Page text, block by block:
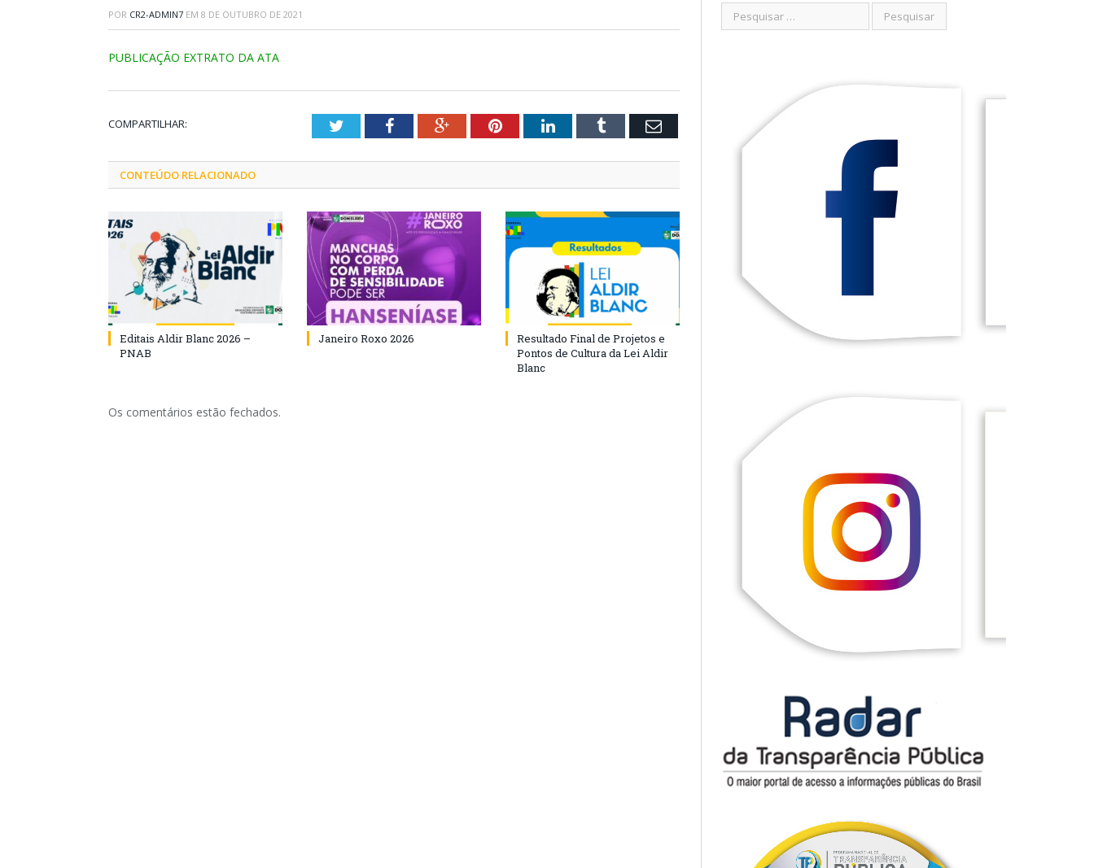
POR CR2-ADMIN7 EM 8 DE OUTUBRO DE 2021
PUBLICAÇÃO EXTRATO DA ATA
COMPARTILHAR: TwitterFacebookGoogle+PinterestLinkedInTumblr Email
CONTEÚDO RELACIONADO
Editais Aldir Blanc 2026 –
PNAB
Janeiro Roxo 2026
Resultado Final de Projetos e
Pontos de Cultura da Lei Aldir
Blanc
Os comentários estão fechados.